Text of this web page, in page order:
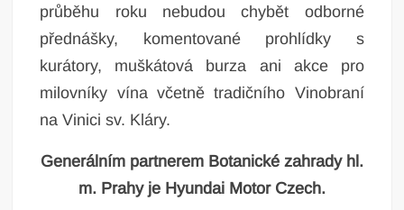
průběhu roku nebudou chybět odborné
přednášky, komentované prohlídky s
kurátory, muškátová burza ani akce pro
milovníky vína včetně tradičního Vinobraní
na Vinici sv. Kláry.
Generálním partnerem Botanické zahrady hl.
m. Prahy je Hyundai Motor Czech.